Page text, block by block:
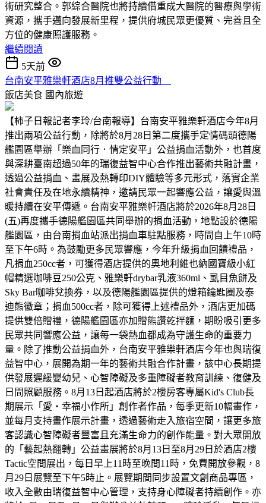
術研究整合。郭綜合醫院也將持續借重成大醫院的醫療與學術
資源，攜手邁向發展新里程，提供府城民眾更優質、完善且全
方位的健康照護服務。
繼續閱讀
5天前
台南安平雅樂軒酒店8月推雙公益行動
飯店美食 國內旅遊
【柿子日報記者李玲/台南報導】台南安平雅樂軒酒店今年8月
推出兩項公益行動，除將於8月28日第二度攜手定情碼頭德陽
艦園區舉辦「樂血同行．情定安平」公益捐血活動外，也首度
與深耕臺南超過50年的瑞復益智中心合作推出藝術共融計畫，
透過公益捐血、畫展及熱轉印DIY體驗等多元形式，落實企業
社會責任及在地永續精神，邀請民眾一起響應公益，讓愛與溫
暖持續在安平傳遞。台南安平雅樂軒酒店將於2026年8月28日
(五)再度攜手德陽艦園區共同舉辦的捐血活動，地點設於德陽
艦園區，由台南捐血站派出捐血車駐點服務，時間自上午10時
至下午6時。為鼓勵更多民眾響應，今年升級捐血回饋禮品，
凡捐血250cc者，可獲得酒店提供的奧地利維也納國寶級小紅
帽精選咖啡豆250公克、雅樂軒drybar乳液360ml、虱目魚餅及
Sky Bar咖啡兌換券，以及德陽艦園區提供的燈箱鑰匙圈及泰
迪熊徽章；捐血500cc者，除可獲得上述禮品外，酒店更加碼
提供雙倍贈禮，德陽艦園區亦加贈熊讚乾拌麵，期盼吸引更多
民眾共同響應公益，讓每一袋熱血都成為守護生命的重要力
量。除了推動公益捐血外，台南安平雅樂軒酒店今年也與瑞復
益智中心，展開為期一年的藝術共融合作計畫，該中心長期提
供發展遲緩嬰幼兒、心智障礙及多重障礙者教育訓練、復健及
日間照顧服務。8月13日起酒店將於2樓房客專屬Kid's Club長
期展示「愛・幸福小作所」創作者作品，每季更新10幅畫作，
並每月支持畫作展示計畫，透過藝術走入旅宿空間，讓更多旅
客認識心智障礙者豐富且充滿生命力的創作能量。對大眾開放
的「藝起熱翻轉」公益畫展將於8月13日至8月29日於酒店2樓
Tactic空間展出，每日早上11時至晚間11時，免費開放參觀，8
月29日展覽至下午5時止。展覽期間同步設置文創商品專區，
收入全數由瑞復益智中心管理，支持身心障礙者持續創作。亦